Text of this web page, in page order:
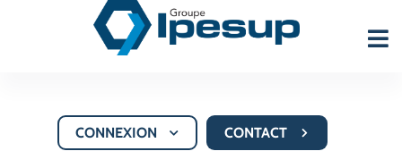
CONTACT
CONNEXION